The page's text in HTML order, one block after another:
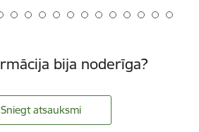
bija noderīga?
Sniegt atsauksmi